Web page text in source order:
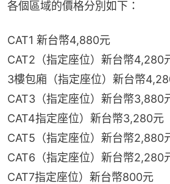
各個區域的價格分別如下：
CAT1 新台幣4,880元
CAT2（指定座位）新台幣4,280
3樓包廂（指定座位）新台幣
CAT3（指定座位）新台幣3,880
CAT4指定座位）新台幣3,280元
CAT5（指定座位）新台幣2,880
CAT6（指定座位）新台幣2,280
CAT7指定座位）新台幣800元